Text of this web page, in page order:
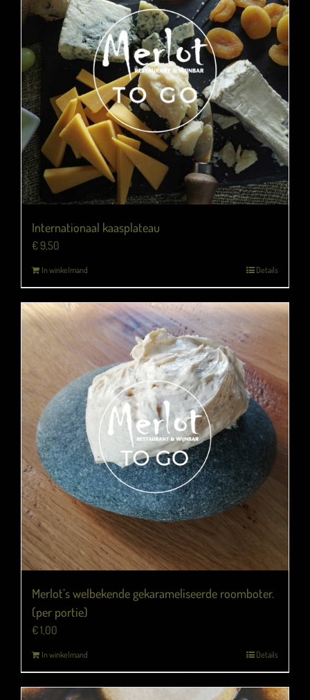
Internationaal kaasplateau
€9,50
In winkelmand Details
Merlot’s welbekende gekarameliseerde roomboter.
(per portie)
€1,00
In winkelmand Details